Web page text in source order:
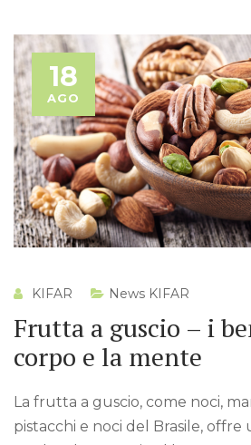
18
AGO
KIFAR News KIFAR
Frutta a guscio – i
corpo e la mente
La frutta a guscio, come noci,
pistacchi e noci del Brasile, offre